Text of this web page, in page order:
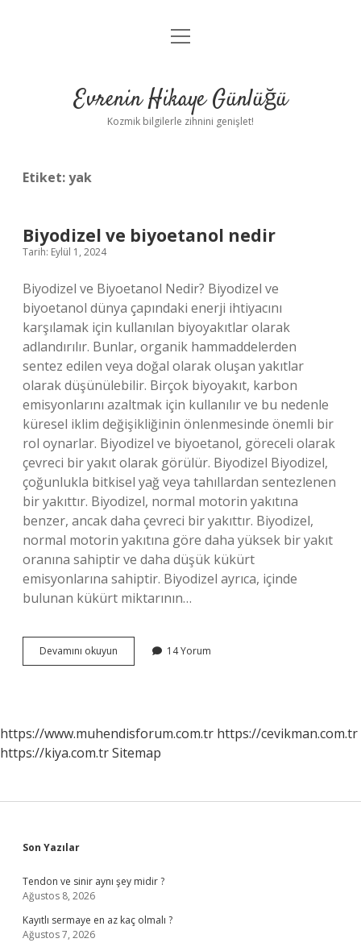
Anasayfa
Yasal Uyarı
menüyü
Evrenin Hikaye Günlüğü
Kozmik bilgilerle zihnini genişlet!
Etiket:yak
Biyodizel ve biyoetanol nedir
Tarih: Eylül 1, 2024
Biyodizel ve Biyoetanol Nedir? Biyodizel ve
biyoetanol dünya çapındaki enerji ihtiyacını
karşılamak için kullanılan biyoyakıtlar olarak
adlandırılır. Bunlar, organik hammaddelerden
sentez edilen veya doğal olarak oluşan yakıtlar
olarak düşünülebilir. Birçok biyoyakıt, karbon
emisyonlarını azaltmak için kullanılır ve bu nedenle
küresel iklim değişikliğinin önlenmesinde önemli bir
rol oynarlar. Biyodizel ve biyoetanol, göreceli olarak
çevreci bir yakıt olarak görülür. Biyodizel Biyodizel,
çoğunlukla bitkisel yağ veya tahıllardan sentezlenen
bir yakıttır. Biyodizel, normal motorin yakıtına
benzer, ancak daha çevreci bir yakıttır. Biyodizel,
normal motorin yakıtına göre daha yüksek bir yakıt
oranına sahiptir ve daha düşük kükürt
emisyonlarına sahiptir. Biyodizel ayrıca, içinde
bulunan kükürt miktarının…
Devamını okuyun Biyodizel
ve
14 Yorum
https://www.muhendisforum.com.tr https://cevikman.com.tr
https://kiya.com.trSitemap
Sidebar
Son Yazılar
Tendon ve sinir aynı şey midir ?
Ağustos 8, 2026
Kayıtlı sermaye en az kaç olmalı ?
Ağustos 7, 2026